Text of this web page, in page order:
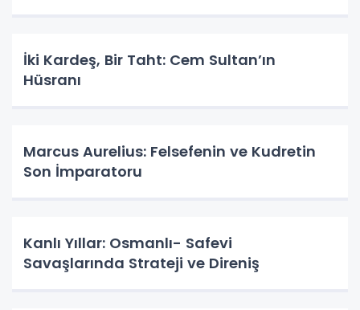
İki Kardeş, Bir Taht: Cem Sultan’ın
Hüsranı
Marcus Aurelius: Felsefenin ve Kudretin
Son İmparatoru
Kanlı Yıllar: Osmanlı- Safevi
Savaşlarında Strateji ve Direniş